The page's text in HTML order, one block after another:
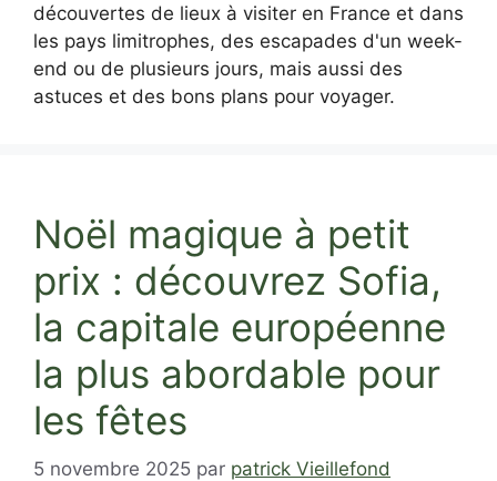
découvertes de lieux à visiter en France et dans
les pays limitrophes, des escapades d'un week-
end ou de plusieurs jours, mais aussi des
astuces et des bons plans pour voyager.
Noël magique à petit
prix : découvrez Sofia,
la capitale européenne
la plus abordable pour
les fêtes
5 novembre 2025 par patrick Vieillefond